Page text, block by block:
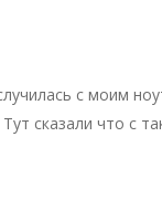
с моим
сказали что с